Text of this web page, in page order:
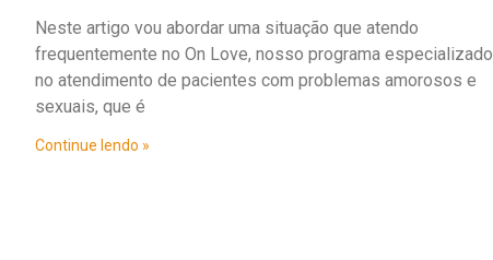
Neste artigo vou abordar uma situação que atendo
frequentemente no On Love, nosso programa especializado
no atendimento de pacientes com problemas amorosos e
sexuais, que é
Continue lendo »